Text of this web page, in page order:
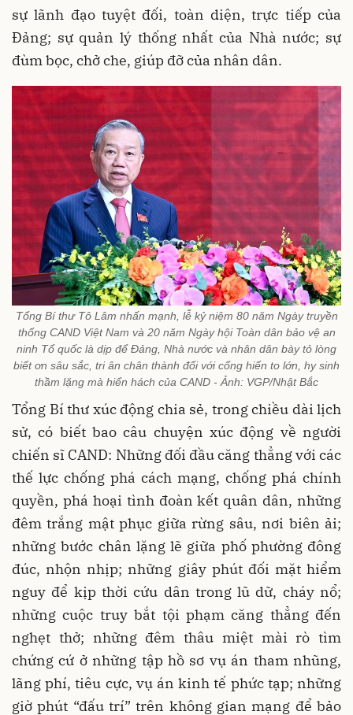
sự lãnh đạo tuyệt đối, toàn diện, trực tiếp của
Đảng; sự quản lý thống nhất của Nhà nước; sự
đùm bọc, chở che, giúp đỡ của nhân dân.
Tổng Bí thư Tô Lâm nhấn mạnh, lễ kỷ niệm 80 năm Ngày truyền
thống CAND Việt Nam và 20 năm Ngày hội Toàn dân bảo vệ an
ninh Tổ quốc là dịp để Đảng, Nhà nước và nhân dân bày tỏ lòng
biết ơn sâu sắc, tri ân chân thành đối với cống hiến to lớn, hy sinh
thầm lặng mà hiển hách của CAND - Ảnh: VGP/Nhật Bắc
Tổng Bí thư xúc động chia sẻ, trong chiều dài lịch
sử, có biết bao câu chuyện xúc động về người
chiến sĩ CAND: Những đối đầu căng thẳng với các
thế lực chống phá cách mạng, chống phá chính
quyền, phá hoại tình đoàn kết quân dân, những
đêm trắng mật phục giữa rừng sâu, nơi biên ải;
những bước chân lặng lẽ giữa phố phường đông
đúc, nhộn nhịp; những giây phút đối mặt hiểm
nguy để kịp thời cứu dân trong lũ dữ, cháy nổ;
những cuộc truy bắt tội phạm căng thẳng đến
nghẹt thở; những đêm thâu miệt mài rò tìm
chứng cứ ở những tập hồ sơ vụ án tham nhũng,
lãng phí, tiêu cực, vụ án kinh tế phức tạp; những
giờ phút “đấu trí” trên không gian mạng để bảo